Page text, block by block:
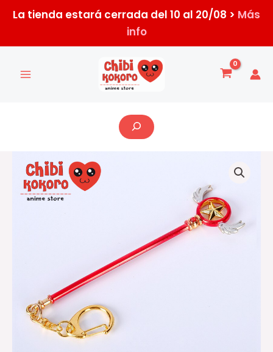
La tienda estará cerrada del 10 al 20/08 > Más
info